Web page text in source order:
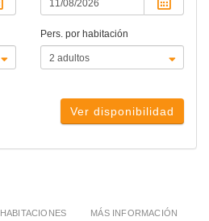
Pers. por habitación
Ver disponibilidad
HABITACIONES MÁS INFORMACIÓN